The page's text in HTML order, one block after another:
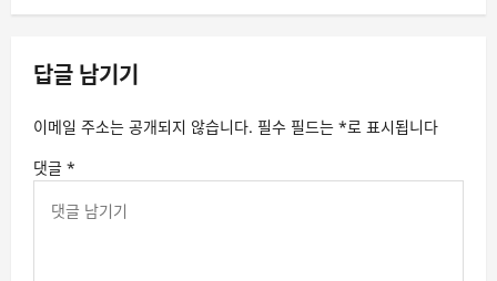
답글 남기기
이메일 주소는 공개되지 않습니다. 필수 필드는 *로 표시됩니다
댓글 *